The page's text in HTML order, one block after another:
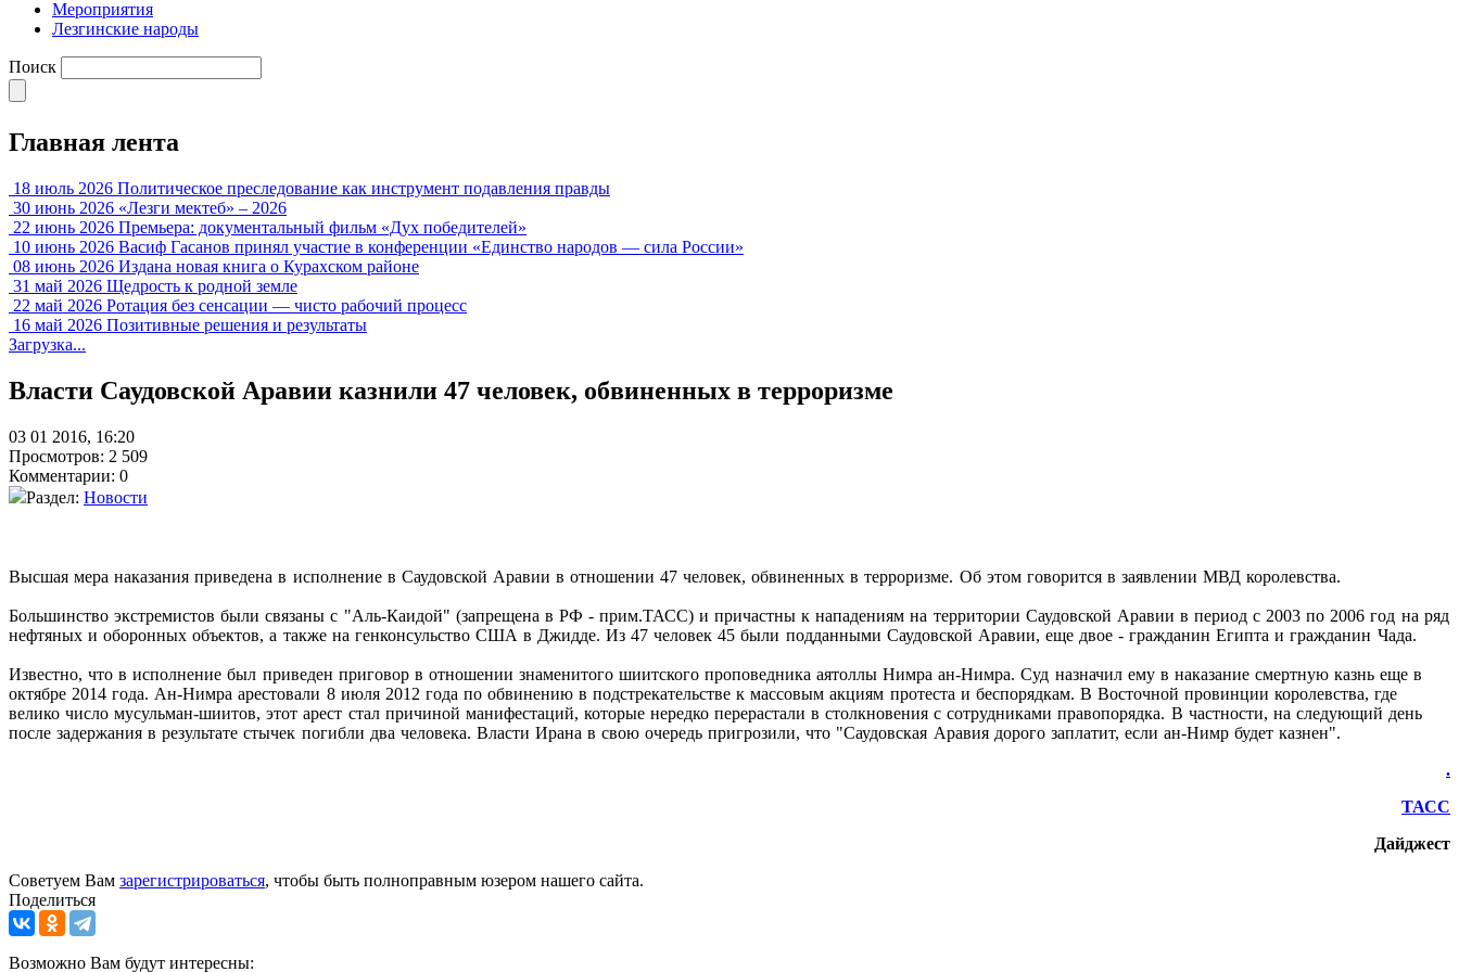
Мероприятия
Лезгинские народы
Поиск
Главная лента
18 июль 2026 Политическое преследование как инструмент подавления правды
30 июнь 2026 «Лезги мектеб» – 2026
22 июнь 2026 Премьера: документальный фильм «Дух победителей»
10 июнь 2026 Васиф Гасанов принял участие в конференции «Единство народов — сила России»
08 июнь 2026 Издана новая книга о Курахском районе
31 май 2026 Щедрость к родной земле
22 май 2026 Ротация без сенсации — чисто рабочий процесс
16 май 2026 Позитивные решения и результаты
Загрузка...
Власти Саудовской Аравии казнили 47 человек, обвиненных в терроризме
03 01 2016, 16:20
Просмотров: 2 509
Комментарии: 0
Раздел: Новости
Высшая мера наказания приведена в исполнение в Саудовской Аравии в отношении 47 человек, обвиненных в терроризме. Об этом говорится в заявлении МВД королевства.
Большинство экстремистов были связаны с "Аль-Каидой" (запрещена в РФ - прим.ТАСС) и причастны к нападениям на территории Саудовской Аравии в период с 2003 по 2006 год на ряд
нефтяных и оборонных объектов, а также на генконсульство США в Джидде. Из 47 человек 45 были подданными Саудовской Аравии, еще двое - гражданин Египта и гражданин Чада.
Известно, что в исполнение был приведен приговор в отношении знаменитого шиитского проповедника аятоллы Нимра ан-Нимра. Суд назначил ему в наказание смертную казнь еще в
октябре 2014 года. Ан-Нимра арестовали 8 июля 2012 года по обвинению в подстрекательстве к массовым акциям протеста и беспорядкам. В Восточной провинции королевства, где
велико число мусульман-шиитов, этот арест стал причиной манифестаций, которые нередко перерастали в столкновения с сотрудниками правопорядка. В частности, на следующий день
после задержания в результате стычек погибли два человека. Власти Ирана в свою очередь пригрозили, что "Саудовская Аравия дорого заплатит, если ан-Нимр будет казнен".
.
ТАСС
Дайджест
Советуем Вам зарегистрироваться, чтобы быть полноправным юзером нашего сайта.
Поделиться
Возможно Вам будут интересны: